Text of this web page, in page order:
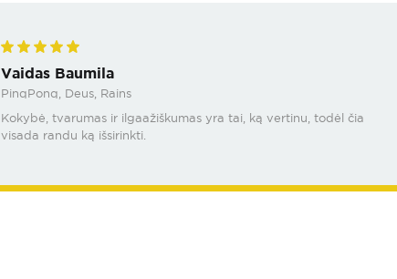
Vaidas Baumila
PinqPonq, Deus, Rains
Kokybė, tvarumas ir ilgaažiškumas yra tai, ką vertinu, todėl čia
visada randu ką išsirinkti.